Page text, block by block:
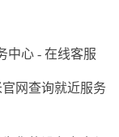
中心 - 在线客服
网查询就近服务